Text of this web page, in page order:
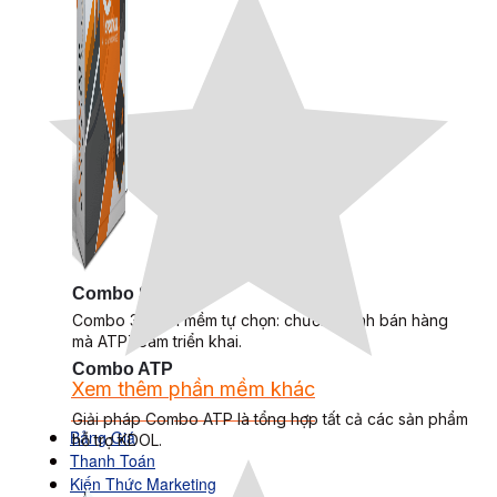
Combo Special
Combo 3 phần mềm tự chọn: chương trình bán hàng
mà ATPTeam triển khai.
Xem thêm phần mềm khác
Xem thêm phần mềm khác
Bảng Giá
Thanh Toán
Kiến Thức Marketing
Combo ATP
Giải pháp Combo ATP là tổng hợp tất cả các sản phẩm
hỗ trợ KDOL.